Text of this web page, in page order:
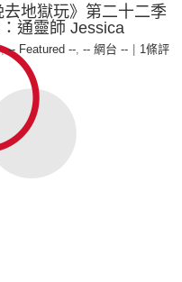
去地獄玩》第二十二季
通靈師 Jessica
,-- Featured --, -- 網台 --
1條評